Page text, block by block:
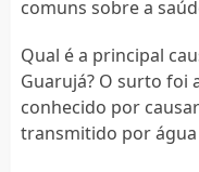
comuns sobre a
Qual é a principal
Guarujá? O surto foi
conhecido por
transmitido por